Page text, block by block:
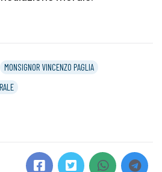
MONSIGNOR VINCENZO PAGLIA